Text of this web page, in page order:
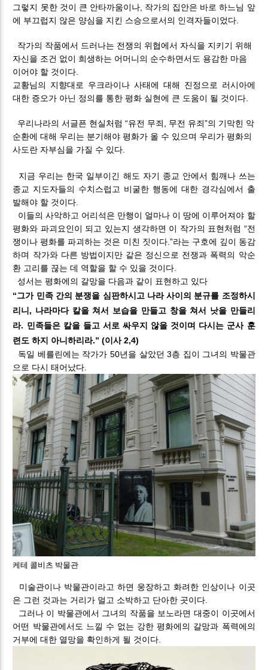
그렇지 못한 것이 큰 안타까움이나, 작가의 집안은 바로 하느님 앞
에 부끄럽지 않은 양심을 지킨 스승으로서의 인격자들이었다.
작가의 작품에서 드러나는 전쟁의 위협에서 자식을 지키기 위해
자신을 조건 없이 희생하는 어머니의 순수하면서도 용감한 마음
이어야 할 것이다.
교황님의 지향대로 우크라이나 사태에 대해 진정으로 러시아에
대한 증오가 아닌 정의를 통한 평화 실현에 큰 도움이 될 것이다.
우리나라의 서글픈 현실처럼 “유전 무죄, 무전 유죄”의 기막힌 악
순환에 대해 우리는 분기해야 평화가 올 수 있으며 우리가 평화의
사도란 자부심을 가질 수 있다.
지금 우리는 한국 일부이긴 해도 자기 종교 안에서 힘깨나 쓰는
종교 지도자들의 수치스럽고 비굴한 행동에 대한 경각심에서 출
발해야 할 것이다.
이들의 사악하고 어리석은 만행이 얼마나 이 땅에 이루어져야 할
평화와 파괴요인이 되고 있는지 생각하면 이 작가의 표현처럼 “전
쟁이나 평화를 파괴하는 것은 미친 짓이다.”라는 구호에 깊이 동감
하며 작가와 다른 방법이지만 같은 정신으로 전쟁과 폭력의 악순
환 고리를 끊는 데 역할을 할 수 있을 것이다.
성서는 평화에의 갈망을 다음과 같이 표현하고 있다
“그가 민족 간의 분쟁을 심판하시고 나라 사이의 분규를 조정하시
리니, 나라마다 칼을 쳐서 보습을 만들고 창을 쳐서 낫을 만들리
라. 민족들은 칼을 들고 서로 싸우지 않을 것이며 다시는 군사 훈
련도 하지 아니하리라.” (이사 2,4)
독일 베를린에는 작가가 50년을 살았던 3층 집이 그녀의 박물관
으로 다시 태어났다.
케테 콜비츠 박물관
미술관이나 박물관이라고 하면 웅장하고 화려한 인상이나 이곳
은 그런 것과는 거리가 멀고 소박하고 단아한 곳이다.
그러나 이 박물관에서 그녀의 작품을 보노라면 대중이 이곳에서
어떤 박물관에서도 느낄 수 없는 강한 평화에의 갈망과 폭력에의
거부에 대한 열망을 확인하게 될 것이다.